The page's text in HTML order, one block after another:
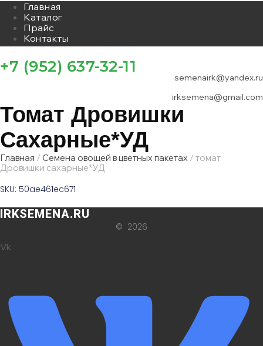
Главная
Каталог
Прайс
Контакты
+7 (952) 637-32-11
semenairk@yandex.ru
irksemena@gmail.com
Томат Дровишки
Сахарные*УД
Главная / Семена овощей в цветных пакетах / томат
Дровишки сахарные*УД
SKU: 50ae461ec671
IRKSEMENA.RU
© 2026
Vk